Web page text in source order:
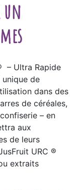
un
– Ultra Rapide
de
dans des
de céréales,
– en
aux
de leurs
URC ®
extraits